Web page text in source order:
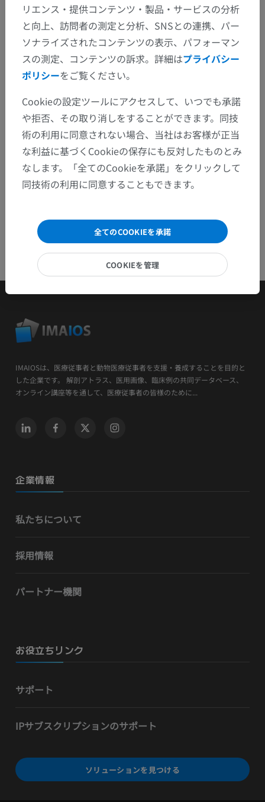
間違いを発見しましたか？
修正や翻訳、内容の改善の提案がありましたらどう
ぞお知らせください。
問題を報告
アプリを入手
IMAIOSは、医療従事者と動物医療従事者を支援・養成することを目的と
した企業です。 解剖アトラス、医用画像、臨床例の共同データベース、
オンライン講座等を通して、医療従事者の皆様のために...
企業情報
私たちについて
採用情報
パートナー機関
お役立ちリンク
サポート
IPサブスクリプションのサポート
ソリューションを見つける
リエンス・提供コンテンツ・製品・サービスの分析
と向上、訪問者の測定と分析、SNSとの連携、パー
ソナライズされたコンテンツの表示、パフォーマン
スの測定、コンテンツの訴求。詳細はプライバシー
ポリシーをご覧ください。
Cookieの設定ツールにアクセスして、いつでも承諾
や拒否、その取り消しをすることができます。同技
術の利用に同意されない場合、当社はお客様が正当
な利益に基づくCookieの保存にも反対したものとみ
なします。「全てのCookieを承諾」をクリックして
同技術の利用に同意することもできます。
全てのCOOKIEを承諾
COOKIEを管理